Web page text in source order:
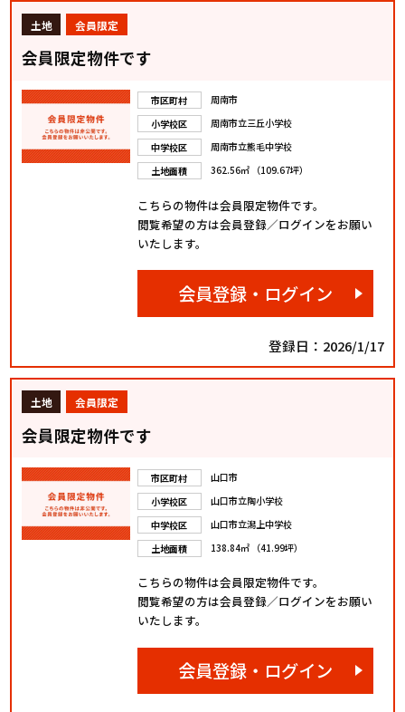
土地 会員限定
会員限定物件です
市区町村
周南市
小学校区
周南市立三丘小学校
中学校区
周南市立熊毛中学校
土地面積
362.56㎡ （109.67坪）
こちらの物件は会員限定物件です。
閲覧希望の方は会員登録／ログインをお願い
いたします。
会員登録・ログイン
登録日：2026/1/17
土地 会員限定
会員限定物件です
市区町村
山口市
小学校区
山口市立陶小学校
中学校区
山口市立潟上中学校
土地面積
138.84㎡ （41.99坪）
こちらの物件は会員限定物件です。
閲覧希望の方は会員登録／ログインをお願い
いたします。
会員登録・ログイン